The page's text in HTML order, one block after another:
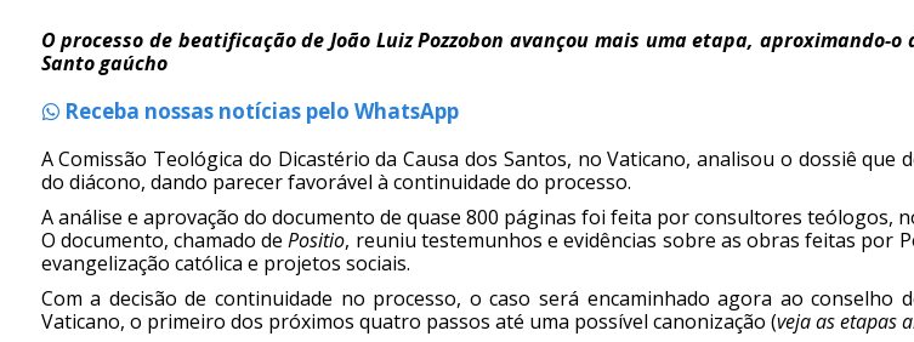
O processo de beatificação de João Luiz Pozzobon avançou mais uma etapa, aproximando-
Santo gaúcho
Receba nossas notícias pelo WhatsApp
A Comissão Teológica do Dicastério da Causa dos Santos, no Vaticano, analisou o dossiê que
do diácono, dando parecer favorável à continuidade do processo.
A análise e aprovação do documento de quase 800 páginas foi feita por consultores teólogos,
O documento, chamado dePositio, reuniu testemunhos e evidências sobre as obras feitas por
evangelização católica e projetos sociais.
Com a decisão de continuidade no processo, o caso será encaminhado agora ao conselho
Vaticano, o primeiro dos próximos quatro passos até uma possível canonização (veja as etapas